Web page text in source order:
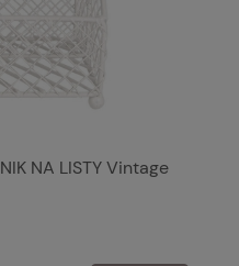
NA LISTY Vintage